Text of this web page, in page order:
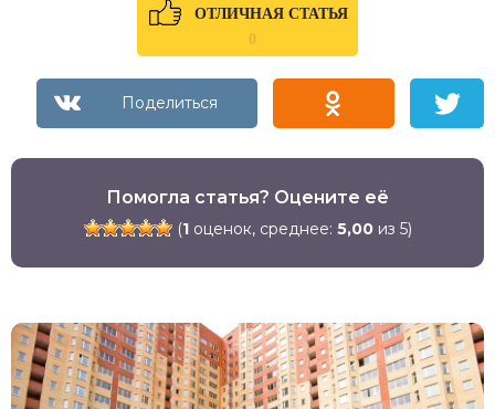
ОТЛИЧНАЯ СТАТЬЯ
0
Помогла статья? Оцените её
(1оценок, среднее: 5,00из 5)